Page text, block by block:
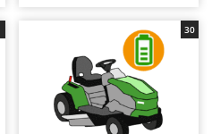
ein präzises Ergebnis mit der
Möglichkeit, die Mulch-Funktion
zu nutzen. Es wird empfohlen,
regelmäßig den Zustand der
Messer zu überprüfen und
etwaige Grassreste zu entfernen.
30